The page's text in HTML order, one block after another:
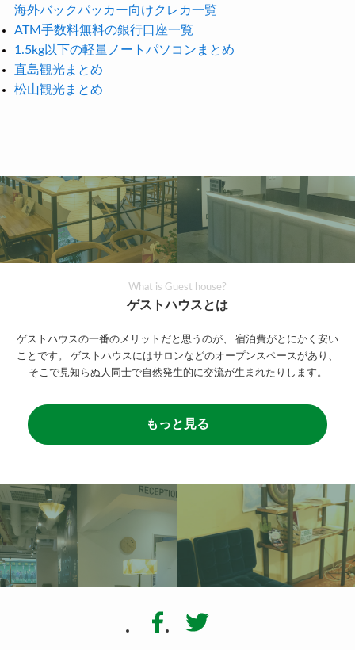
海外バックパッカー向けクレカ一覧
ATM手数料無料の銀行口座一覧
1.5kg以下の軽量ノートパソコンまとめ
直島観光まとめ
松山観光まとめ
What is Guest house?
ゲストハウスとは
ゲストハウスの一番のメリットだと思うのが、
宿泊費がとにかく安い
ことです。
ゲストハウスにはサロンなどのオープンスペースがあり、
そこで見知らぬ人同士で自然発生的に交流が生まれたりします。
もっと見る